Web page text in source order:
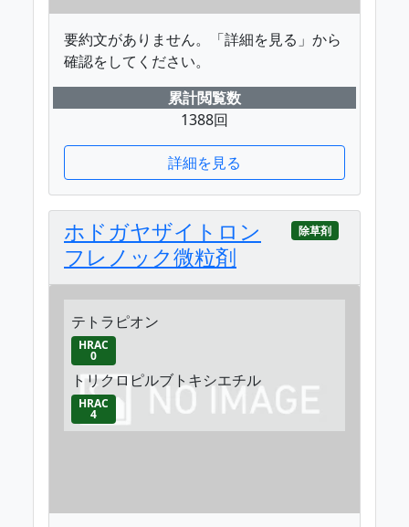
要約文がありません。「詳細を見る」から
確認をしてください。
累計閲覧数
1388回
詳細を見る
ホドガヤザイトロン
フレノック微粒剤
除草剤
テトラピオン
HRAC
0
トリクロピルブトキシエチル
HRAC
4